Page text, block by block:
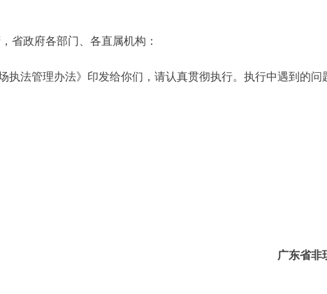
省政府各部门、各直属机构：
法管理办法》印发给你们，请认真贯彻执行。执行中遇到的问
广东省非